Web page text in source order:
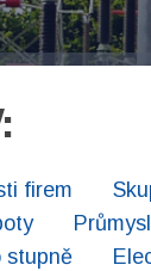
firem
stupně